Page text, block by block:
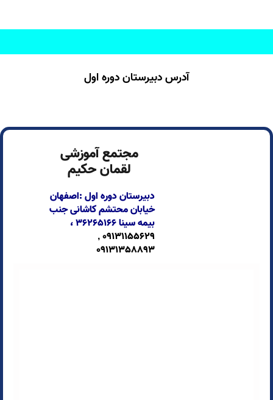
آدرس دبیرستان دوره اول
مجتمع آموزشی
لقمان حکیم
دبیرستان دوره اول :اصفهان
خیابان محتشم کاشانی جنب
بیمه سینا۳۶۲۶۵۱۶۶ ،
09131155629 ,
09131358893